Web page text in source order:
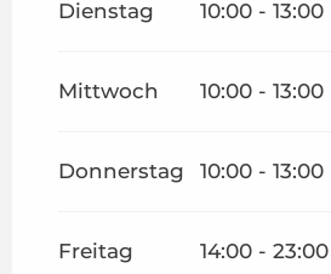
Dienstag 10:00 - 13:00
Mittwoch 10:00 - 13:00
Donnerstag 10:00 - 13:00
Freitag 14:00 - 23:00